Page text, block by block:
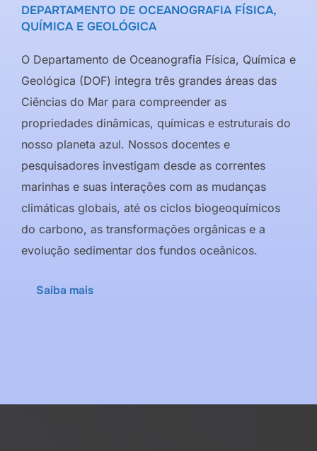
DEPARTAMENTO DE OCEANOGRAFIA FÍSICA,
QUÍMICA E GEOLÓGICA
O Departamento de Oceanografia Física, Química e
Geológica (DOF) integra três grandes áreas das
Ciências do Mar para compreender as
propriedades dinâmicas, químicas e estruturais do
nosso planeta azul. Nossos docentes e
pesquisadores investigam desde as correntes
marinhas e suas interações com as mudanças
climáticas globais, até os ciclos biogeoquímicos
do carbono, as transformações orgânicas e a
evolução sedimentar dos fundos oceânicos.
Saiba mais